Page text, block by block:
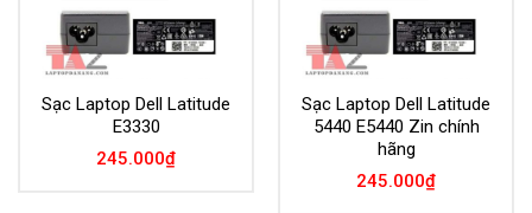
Sạc Laptop Dell Latitude
E3330
245.000₫
Sạc Laptop Dell Latitude
5440 E5440 Zin chính
hãng
245.000₫